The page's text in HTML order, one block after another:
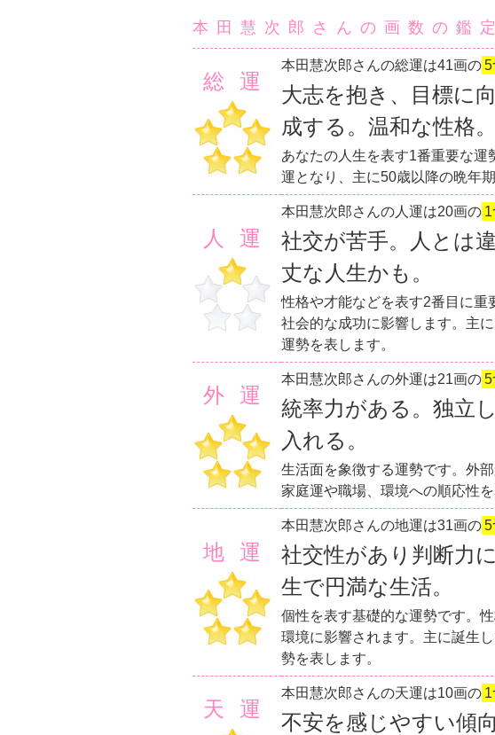
本田慧次郎さんの画数の鑑
総運
本田慧次郎さんの総運は41画の5
大志を抱き、目標に
成する。温和な性格。
あなたの人生を表す1番重要な
運となり、主に50歳以降の晩年
人運
本田慧次郎さんの人運は20画の 1
社交が苦手。人とは
丈な人生かも。
性格や才能などを表す2番目に重
社会的な成功に影響します。主
運勢を表します。
外運
本田慧次郎さんの外運は21画の5
統率力がある。独立
入れる。
生活面を象徴する運勢です。外
家庭運や職場、環境への順応性を
地運
本田慧次郎さんの地運は31画の5
社交性があり判断力
生で円満な生活。
個性を表す基礎的な運勢です。
環境に影響されます。主に誕生
勢を表します。
天運
本田慧次郎さんの天運は10画の 1
不安を感じやすい傾